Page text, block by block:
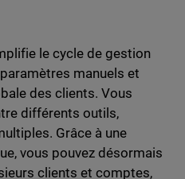
le cycle de gestion
manuels et
des clients. Vous
différents outils,
Grâce à une
vous pouvez désormais
clients et comptes,